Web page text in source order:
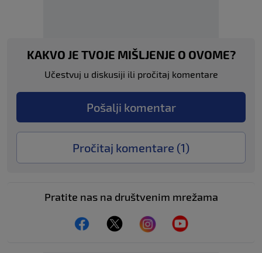
KAKVO JE TVOJE MIŠLJENJE O OVOME?
Učestvuj u diskusiji ili pročitaj komentare
Pošalji komentar
Pročitaj komentare (1)
Pratite nas na društvenim mrežama